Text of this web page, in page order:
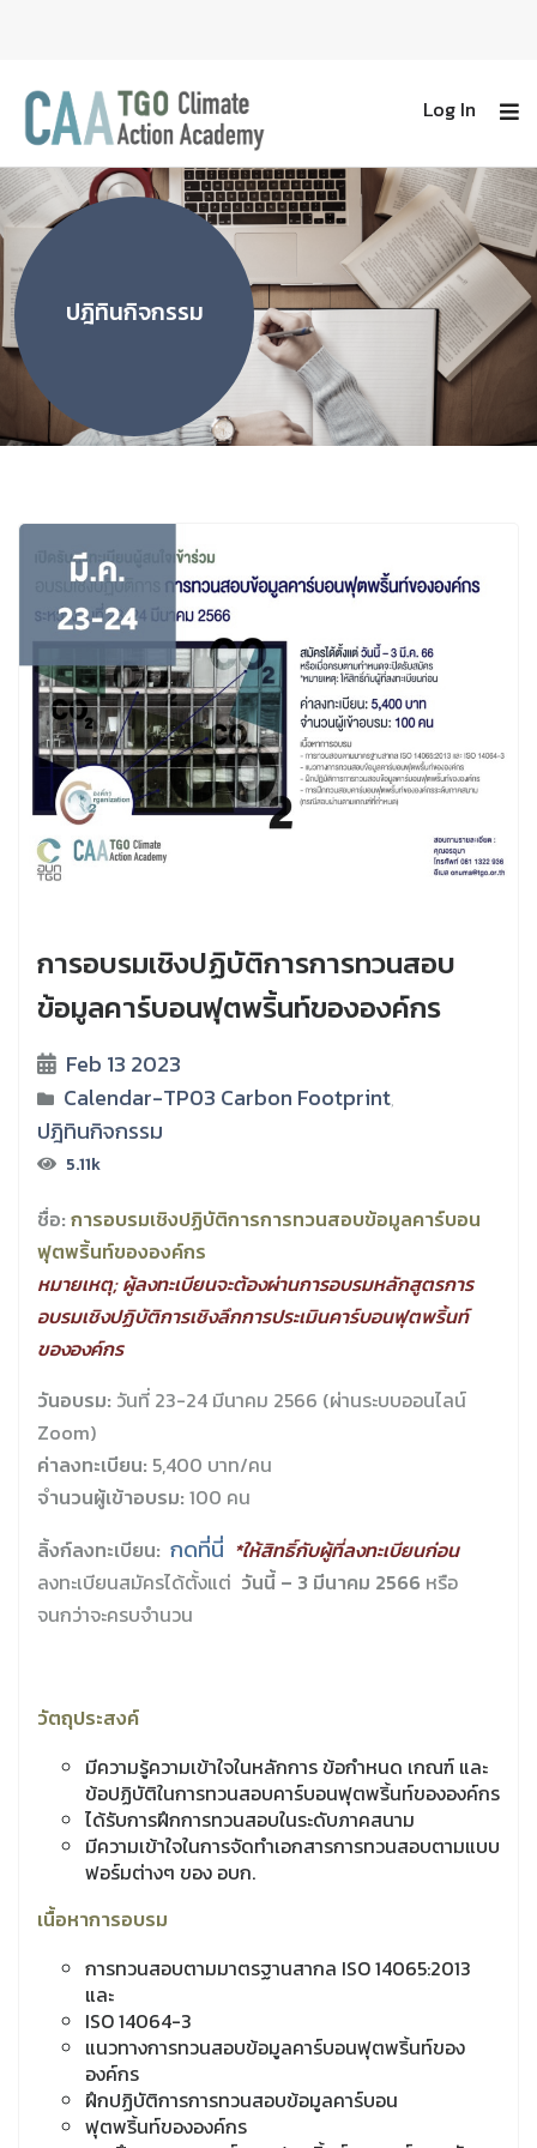
Log In
ปฎิทินกิจกรรม
การอบรมเชิงปฏิบัติการการทวนสอบ
ข้อมูลคาร์บอนฟุตพริ้นท์ขององค์กร
Feb 13 2023
Calendar-TP03 Carbon Footprint,
ปฎิทินกิจกรรม
5.11k
ชื่อ: การอบรมเชิงปฏิบัติการการทวนสอบข้อมูลคาร์บอน
ฟุตพริ้นท์ขององค์กร
หมายเหตุ; ผู้ลงทะเบียนจะต้องผ่านการอบรมหลักสูตรการ
อบรมเชิงปฏิบัติการเชิงลึกการประเมินคาร์บอนฟุตพริ้นท์
ขององค์กร
วันอบรม: วันที่ 23-24 มีนาคม 2566 (ผ่านระบบออนไลน์
Zoom)
ค่าลงทะเบียน: 5,400 บาท/คน
จำนวนผู้เข้าอบรม: 100 คน
ลิ้งก์ลงทะเบียน: กดที่นี่ *ให้สิทธิ์กับผู้ที่ลงทะเบียนก่อน
ลงทะเบียนสมัครได้ตั้งแต่ วันนี้ – 3 มีนาคม 2566 หรือ
จนกว่าจะครบจำนวน
วัตถุประสงค์
มีความรู้ความเข้าใจในหลักการ ข้อกำหนด เกณฑ์ และ
ข้อปฏิบัติในการทวนสอบคาร์บอนฟุตพริ้นท์ขององค์กร
ได้รับการฝึกการทวนสอบในระดับภาคสนาม
มีความเข้าใจในการจัดทำเอกสารการทวนสอบตามแบบ
ฟอร์มต่างๆ ของ อบก.
เนื้อหาการอบรม
การทวนสอบตามมาตรฐานสากล ISO 14065:2013
และ
ISO 14064-3
แนวทางการทวนสอบข้อมูลคาร์บอนฟุตพริ้นท์ของ
องค์กร
ฝึกปฏิบัติการการทวนสอบข้อมูลคาร์บอน
ฟุตพริ้นท์ขององค์กร